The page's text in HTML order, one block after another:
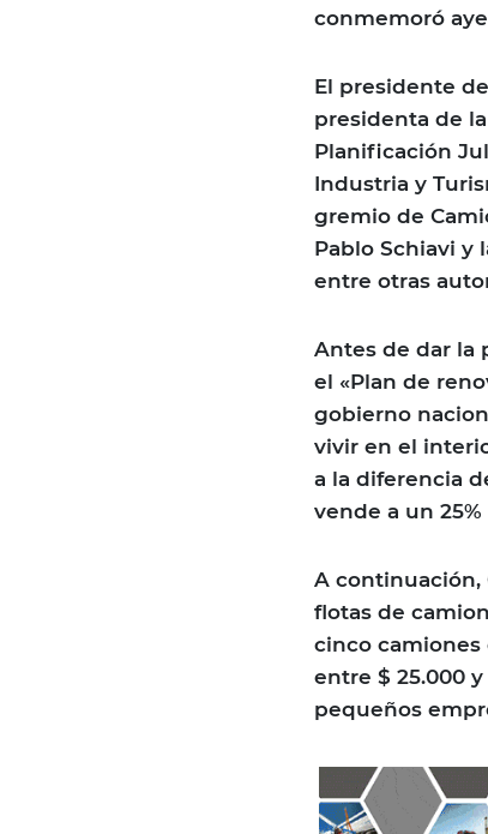
conmemoró
El presidente
presidenta de
Planificación
Industria y
gremio de
Pablo Schiavi y
entre otras
Antes de dar la
el «Plan de
gobierno
vivir en el
a la diferencia
vende a un
A continuación,
flotas de
cinco camiones
entre $ 25.000
pequeños